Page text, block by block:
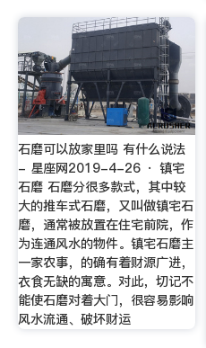
石磨可以放家里吗 有什么说法
- 星座网2019-4-26 · 镇宅
石磨 石磨分很多款式，其中较
大的推车式石磨，又叫做镇宅石
磨，通常被放置在住宅前院，作
为连通风水的物件。镇宅石磨主
一家农事，的确有着财源广进，
衣食无缺的寓意。对此，切记不
能使石磨对着大门，很容易影响
风水流通、破坏财运